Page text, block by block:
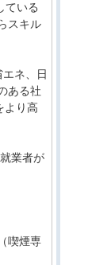
ている
スキル
ネ、日
ある社
より高
業者が
喫煙専